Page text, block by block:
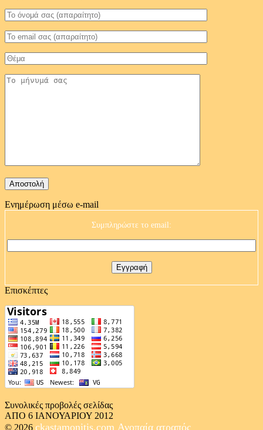
Ενημέρωση μέσω e-mail
Συμπληρώστε το email:
Επισκέπτες
Συνολικές προβολές σελίδας
ΑΠΟ 6 ΙΑΝΟΥΑΡΙΟΥ 2012
© 2026 ckastamonitis.com Ανοπαία ατραπός